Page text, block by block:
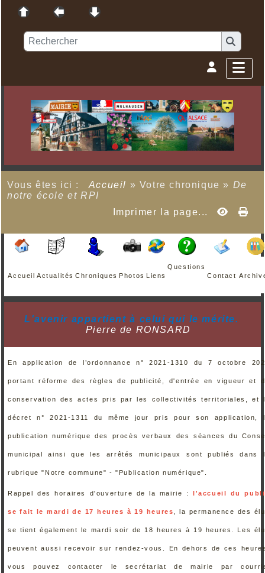
Vous êtes ici : Accueil » Votre chronique » De
notre école et RPI
Imprimer la page...
Accueil Actualités Chroniques Photos Liens
Questions
Contact
L'avenir appartient à celui qui lemérite.
Pierre de RONSARD
En application de l’ordonnance n° 2021-1310 du 7 octobre
portant réforme des règles de publicité, d'entrée en vigueur et
conservation des actes pris par les collectivités territoriales, et
décret n° 2021-1311 du même jour pris pour son application,
publication numérique des procès verbaux des séances du
municipal ainsi que les arrêtés municipaux sont publiés dans
rubrique "Notre commune" - "Publication numérique".
Rappel des horaires d'ouverture de la mairie : l'accueil du
se fait le mardi de 17 heures à 19 heures , la permanence des
se tient également le mardi soir de 18 heures à 19 heures. Les
peuvent aussi recevoir sur rendez-vous. En dehors de ces
vous pouvez contacter le secrétariat de mairie par